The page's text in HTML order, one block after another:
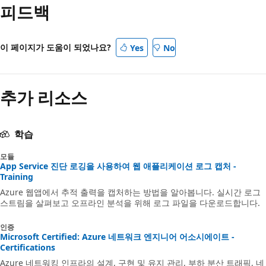
피드백
이 페이지가 도움이 되었나요? Yes No
추가 리소스
학습
모듈
App Service 진단 로깅을 사용하여 웹 애플리케이션 로그 캡처 -
Training
Azure 웹앱에서 추적 출력을 캡처하는 방법을 알아봅니다. 실시간 로그
스트림을 살펴보고 오프라인 분석을 위해 로그 파일을 다운로드합니다.
인증
Microsoft Certified: Azure 네트워크 엔지니어 어소시에이트 -
Certifications
Azure 네트워킹 인프라의 설계, 구현 및 유지 관리, 부하 분산 트래픽, 네